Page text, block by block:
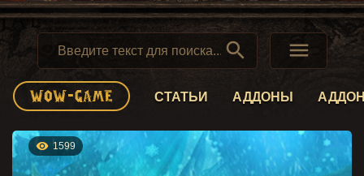
 
СТАТЬИ АДДОНЫ
 1599